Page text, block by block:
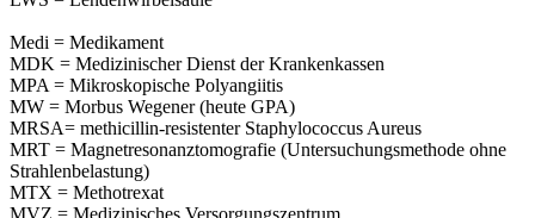
Medi = Medikament
MDK = Medizinischer Dienst der Krankenkassen
MPA = Mikroskopische Polyangiitis
MW = Morbus Wegener (heute GPA)
MRSA= methicillin-resistenter Staphylococcus Aureus
MRT = Magnetresonanztomografie (Untersuchungsmethode ohne
Strahlenbelastung)
MTX = Methotrexat